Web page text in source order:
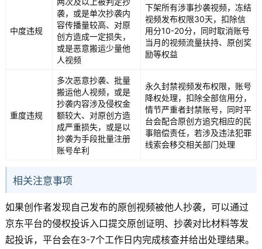
中度违规
袭，或是单次抄袭内
容传播量较高、对原
创方造成一定损失，
或是恶意搬运少量他
人视频
下架所有涉事抄袭视频，冻结
视频发布权限30天，扣除信
用分10-20分，同时取消账号
当月的视频流量扶持、原创奖
励等权益
重度违规
多次恶意抄袭、批量
搬运他人视频，或是
抄袭内容涉及侵权金
额较大、对原创方造
成严重损失，或是以
抄袭为手段批量注册
账号牟利
永久封禁视频发布权限，账号
降权处理，扣除全部信用分，
情节严重者封禁账号，同时平
台会配合原创方追究相应的民
事赔偿责任，若涉及违法犯罪
线索会移交相关部门处理
相关注意事项
如果创作者发现自己发布的原创视频被他人抄袭，可以通过
京东平台的侵权投诉入口提交原创证明、抄袭对比材料等发
起投诉，平台会在3-7个工作日内完成核查并给出处理结果。